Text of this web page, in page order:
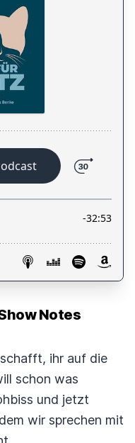
Notes
ihr auf die
schon was
und jetzt
wir sprechen mit